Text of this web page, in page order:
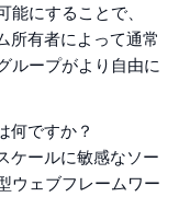
にすることで、
有者によって通常
ループがより自由に
何ですか？
ケールに敏感なソー
ウェブフレームワー